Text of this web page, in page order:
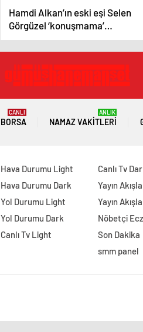
Hamdi Alkan’ın eski eşi Selen
Görgüzel ‘konuşmama’
anlaşmasını ilk kez açıkladı!
‘Beni değil 1 milyon…’
BORSA
CANLI
NAMAZ VAKITLERI
ANLIK
Hava Durumu Light
Hava Durumu Dark
Yol Durumu Light
Yol Durumu Dark
Canlı Tv Light
Canlı Tv
Yayın
Yayın
Nöbetçi
Son Dakika
smm panel